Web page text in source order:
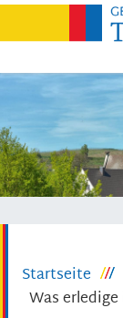
Startseite
Was